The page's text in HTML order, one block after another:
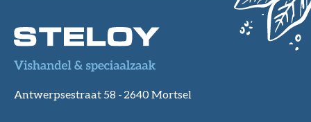
Antwerpsestraat 58 - 2640 Mortsel